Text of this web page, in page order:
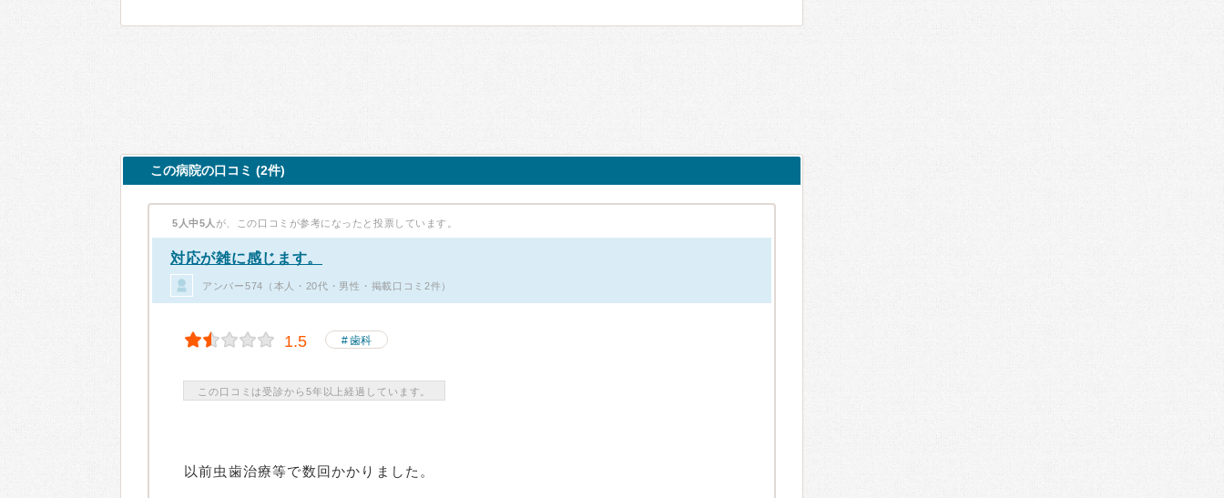
この病院の口コミ (2件)
5人中5人 が、この口コミが参考になったと投票しています。
対応が雑に感じます。
アンバー574（本人・20代・男性・掲載口コミ2件）
1.5 歯科
この口コミは受診から5年以上経過しています。
以前虫歯治療等で数回かかりました。